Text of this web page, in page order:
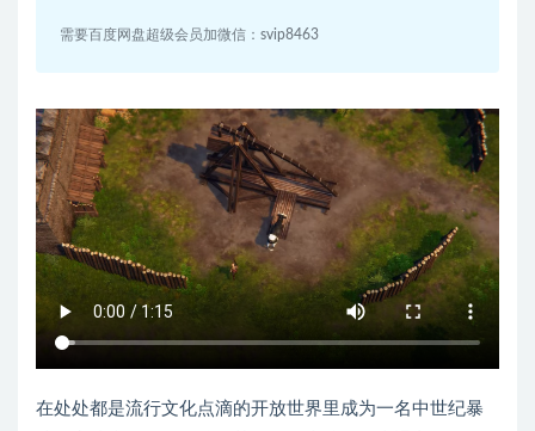
需要百度网盘超级会员加微信：svip8463
在处处都是流行文化点滴的开放世界里成为一名中世纪暴